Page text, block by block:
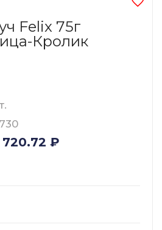
Felix 75г
Кролик
720.72 ₽